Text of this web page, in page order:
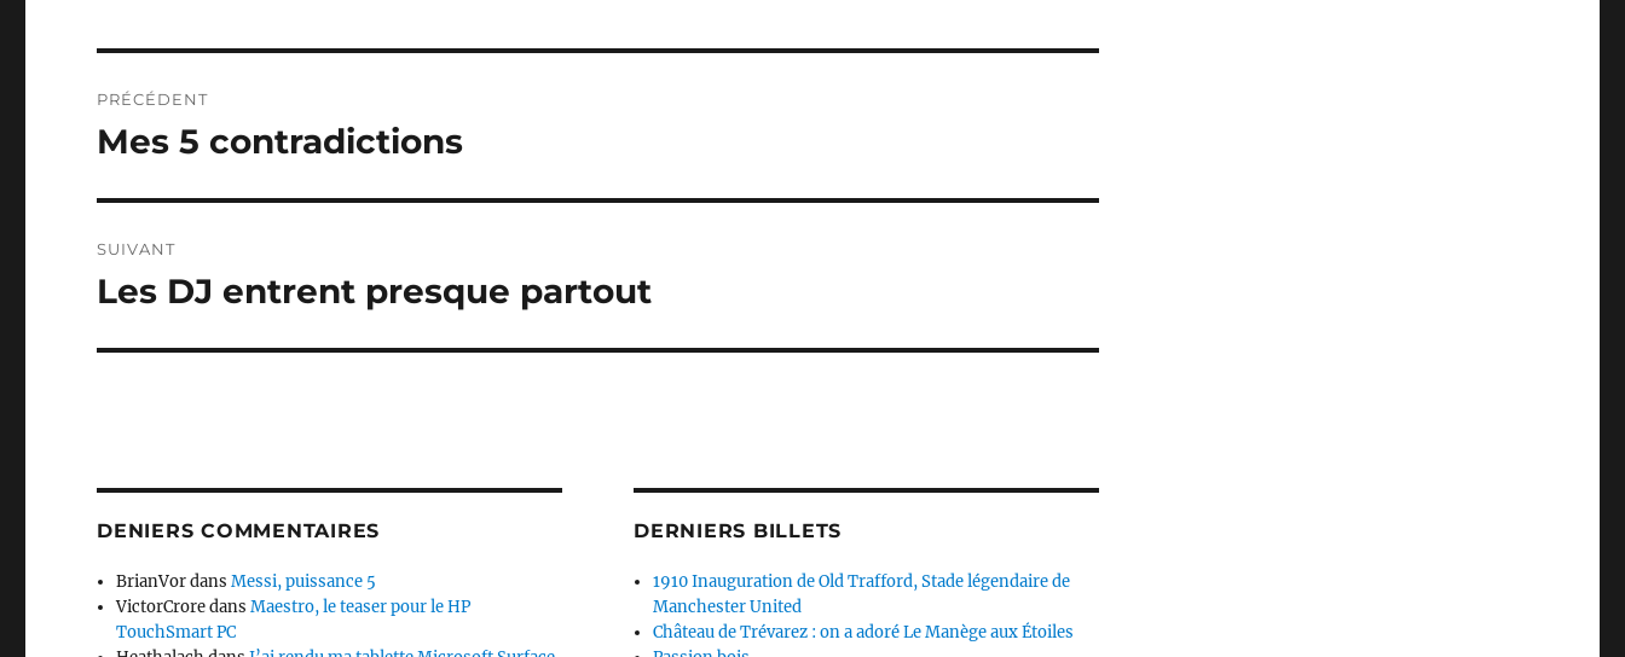
de
PRÉCÉDENT
Publication
Mes 5 contradictions
SUIVANT
Publication
Les DJ entrent presque partout
DENIERS COMMENTAIRES
BrianVordansMessi, puissance 5
VictorCroredansMaestro, le teaser pour le HP
TouchSmart PC
DERNIERS BILLETS
1910 Inauguration de Old Trafford, Stade légendaire de
Manchester United
Château de Trévarez : on a adoré Le Manège aux Étoiles